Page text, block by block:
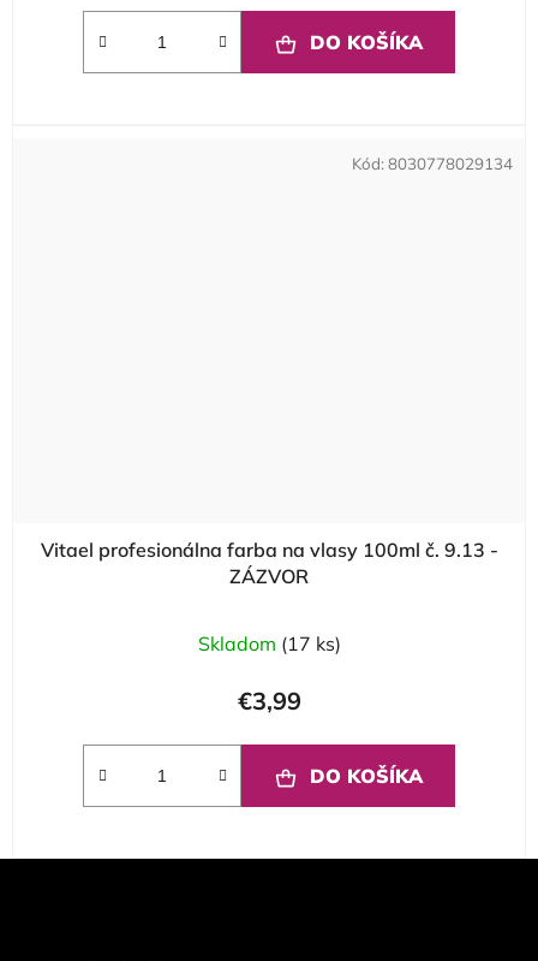
DO KOŠÍKA
Vitael profesionálna farba na vlasy 100ml č. 9.13 -
ZÁZVOR
Skladom (17 ks)
€3,99
DO KOŠÍKA
Kód: 8030778029134